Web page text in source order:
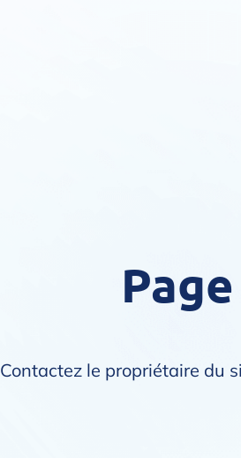
Contactez le propriétaire du